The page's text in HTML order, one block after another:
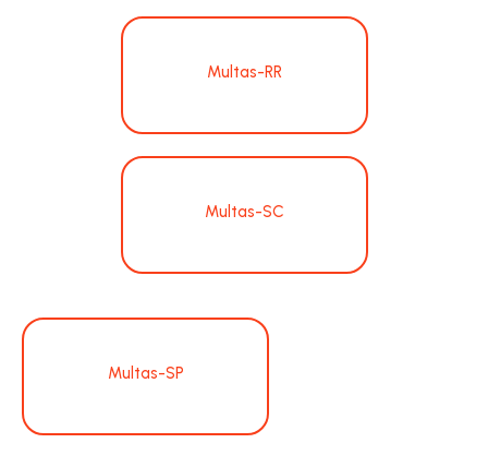
Multas-RR
Multas-SC
Multas-SP